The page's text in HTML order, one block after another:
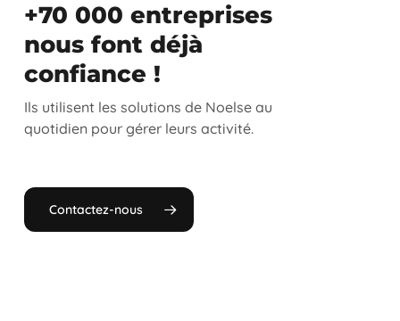
+70 000 entreprises
nous font déjà
confiance !
Ils utilisent les solutions de Noelse au
quotidien pour gérer leurs activité.
Contactez-nous